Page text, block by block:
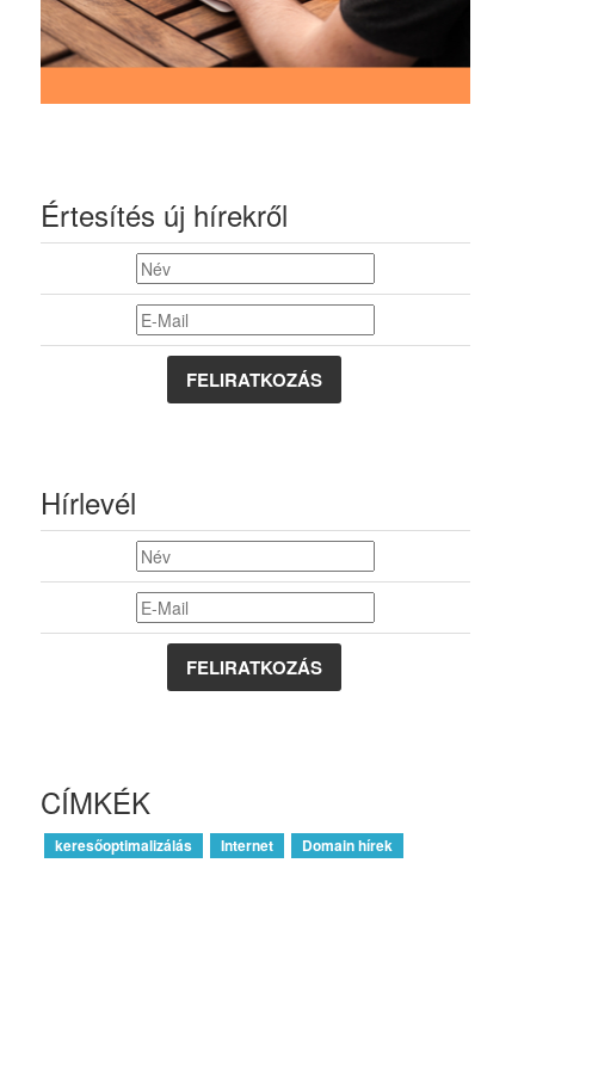
Értesítés új hírekről
FELIRATKOZÁS
Hírlevél
CÍMKÉK
keresőoptimalizálás Internet Domain hírek